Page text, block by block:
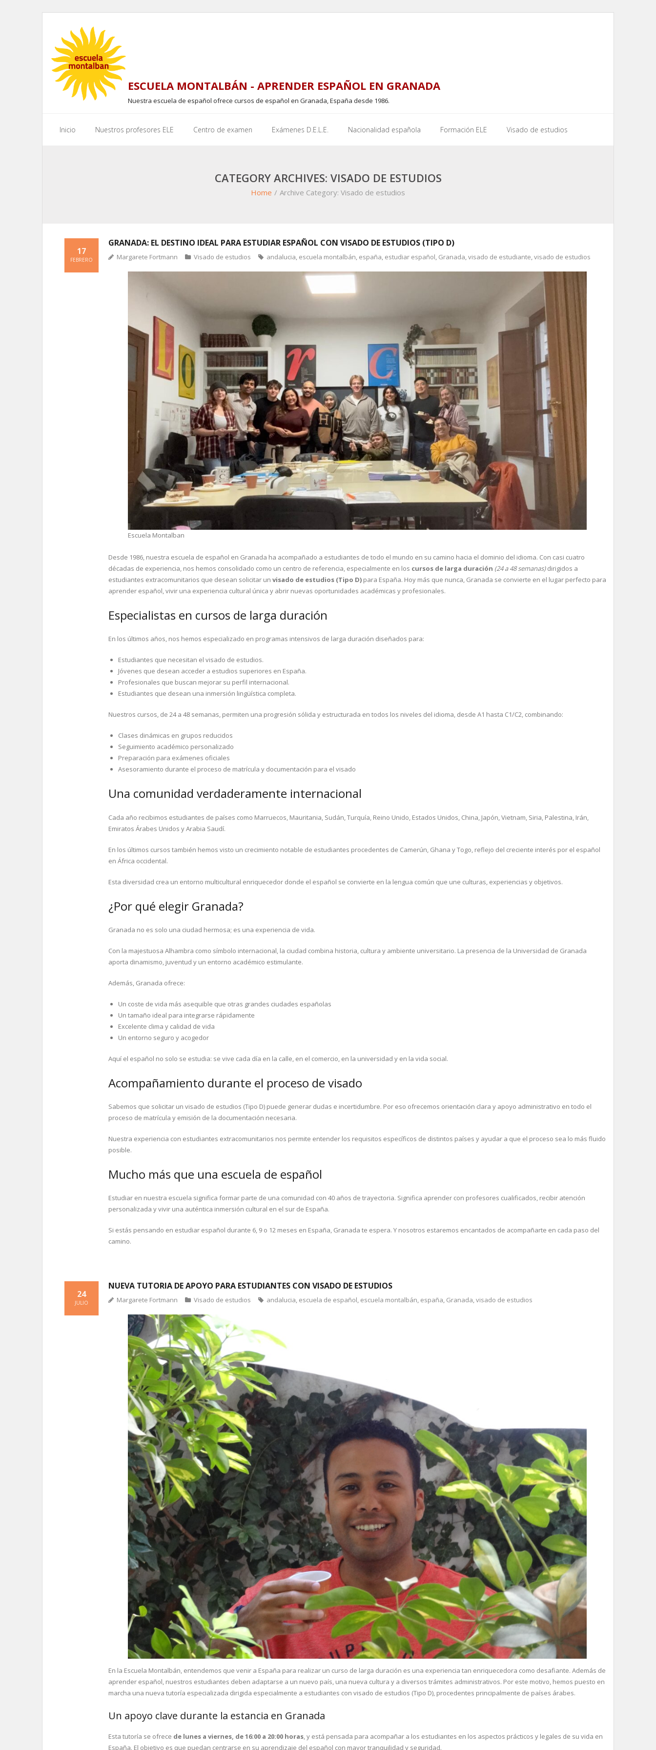
content
ESCUELA MONTALBÁN - APRENDER ESPAÑOL EN GRANADA
Nuestra escuela de español ofrece cursos de español en Granada, España desde 1986.
Inicio Nuestros profesores ELE Centro de examen Exámenes D.E.L.E. Nacionalidad española Formación ELE Visado de estudios
CATEGORY ARCHIVES: VISADO DE ESTUDIOS
Home / Archive Category: Visado de estudios
GRANADA: EL DESTINO IDEAL PARA ESTUDIAR ESPAÑOL CON VISADO DE ESTUDIOS (TIPO D)
17
FEBRERO Margarete Fortmann Visado de estudios andalucia, escuela montalbán, españa, estudiar español, Granada,visado de estudiante,visado de estudios
Escuela Montalban
Desde 1986, nuestra escuela de español en Granada ha acompañado a estudiantes de todo el mundo en su camino hacia el dominio del idioma. Con casi cuatro
décadas de experiencia, nos hemos consolidado como un centro de referencia, especialmente en los cursos de larga duración (24 a 48 semanas)dirigidos a
estudiantes extracomunitarios que desean solicitar un visado de estudios (Tipo D) para España. Hoy más que nunca, Granada se convierte en el lugar perfecto para
aprender español, vivir una experiencia cultural única y abrir nuevas oportunidades académicas y profesionales.
Especialistas en cursos de larga duración
En los últimos años, nos hemos especializado en programas intensivos de larga duración diseñados para:
Estudiantes que necesitan el visado de estudios.
Jóvenes que desean acceder a estudios superiores en España.
Profesionales que buscan mejorar su perfil internacional.
Estudiantes que desean una inmersión lingüística completa.
Nuestros cursos, de 24 a 48 semanas, permiten una progresión sólida y estructurada en todos los niveles del idioma, desde A1 hasta C1/C2, combinando:
Clases dinámicas en grupos reducidos
Seguimiento académico personalizado
Preparación para exámenes oficiales
Asesoramiento durante el proceso de matrícula y documentación para el visado
Una comunidad verdaderamente internacional
Cada año recibimos estudiantes de países como Marruecos, Mauritania, Sudán, Turquía, Reino Unido, Estados Unidos, China, Japón, Vietnam, Siria, Palestina, Irán,
Emiratos Árabes Unidos y Arabia Saudí.
En los últimos cursos también hemos visto un crecimiento notable de estudiantes procedentes de Camerún, Ghana y Togo, reflejo del creciente interés por el español
en África occidental.
Esta diversidad crea un entorno multicultural enriquecedor donde el español se convierte en la lengua común que une culturas, experiencias y objetivos.
¿Por qué elegir Granada?
Granada no es solo una ciudad hermosa; es una experiencia de vida.
Con la majestuosa Alhambra como símbolo internacional, la ciudad combina historia, cultura y ambiente universitario. La presencia de la Universidad de Granada
aporta dinamismo, juventud y un entorno académico estimulante.
Además, Granada ofrece:
Un coste de vida más asequible que otras grandes ciudades españolas
Un tamaño ideal para integrarse rápidamente
Excelente clima y calidad de vida
Un entorno seguro y acogedor
Aquí el español no solo se estudia: se vive cada día en la calle, en el comercio, en la universidad y en la vida social.
Acompañamiento durante el proceso de visado
Sabemos que solicitar un visado de estudios (Tipo D) puede generar dudas e incertidumbre. Por eso ofrecemos orientación clara y apoyo administrativo en todo el
proceso de matrícula y emisión de la documentación necesaria.
Nuestra experiencia con estudiantes extracomunitarios nos permite entender los requisitos específicos de distintos países y ayudar a que el proceso sea lo más fluido
posible.
Mucho más que una escuela de español
Estudiar en nuestra escuela significa formar parte de una comunidad con 40 años de trayectoria. Significa aprender con profesores cualificados, recibir atención
personalizada y vivir una auténtica inmersión cultural en el sur de España.
Si estás pensando en estudiar español durante 6, 9 o 12 meses en España, Granada te espera. Y nosotros estaremos encantados de acompañarte en cada paso del
camino.
NUEVA TUTORIA DE APOYO PARA ESTUDIANTES CON VISADO DE ESTUDIOS
24
JULIO Margarete Fortmann Visado de estudios andalucia, escuela de español, escuela montalbán, españa, Granada,visado de estudios
En la Escuela Montalbán, entendemos que venir a España para realizar un curso de larga duración es una experiencia tan enriquecedora como desafiante. Además de
aprender español, nuestros estudiantes deben adaptarse a un nuevo país, una nueva cultura y a diversos trámites administrativos. Por este motivo, hemos puesto en
marcha una nueva tutoría especializada dirigida especialmente a estudiantes con visado de estudios (Tipo D), procedentes principalmente de países árabes.
Un apoyo clave durante la estancia en Granada
Esta tutoría se ofrece de lunes a viernes, de 16:00 a 20:00 horas, y está pensada para acompañar a los estudiantes en los aspectos prácticos y legales de su vida en
España. El objetivo es que puedan centrarse en su aprendizaje del español con mayor tranquilidad y seguridad.